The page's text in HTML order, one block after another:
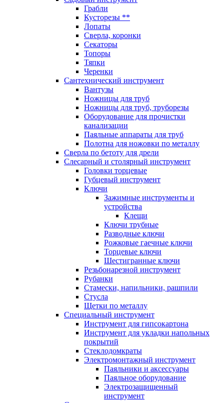
Грабли
Кусторезы **
Лопаты
Сверла, коронки
Секаторы
Топоры
Тяпки
Черенки
Сантехнический инструмент
Вантузы
Ножницы для труб
Ножницы для труб, труборезы
Оборудование для прочистки
канализации
Паяльные аппараты для труб
Полотна для ножовки по металлу
Сверла по бетоту для дрели
Слесарный и столярный инструмент
Головки торцевые
Губцевый инструмент
Ключи
Зажимные инструменты и
устройства
Клещи
Ключи трубные
Разводные ключи
Рожковые гаечные ключи
Торцевые ключи
Шестигранные ключи
Резьбонарезной инструмент
Рубанки
Стамески, напильники, рашпили
Стусла
Щетки по металлу
Специальный инструмент
Инструмент для гипсокартона
Инструмент для укладки напольных
покрытий
Стеклодомкраты
Электромонтажный инструмент
Паяльники и аксессуары
Паяльное оборудование
Электрозащищенный
инструмент